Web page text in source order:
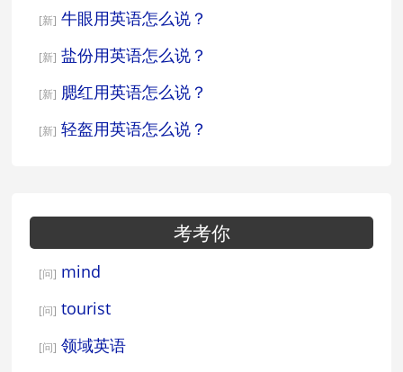
[新] 牛眼用英语怎么说？
[新] 盐份用英语怎么说？
[新] 腮红用英语怎么说？
[新] 轻盔用英语怎么说？
考考你
[问] mind
[问] tourist
[问] 领域英语